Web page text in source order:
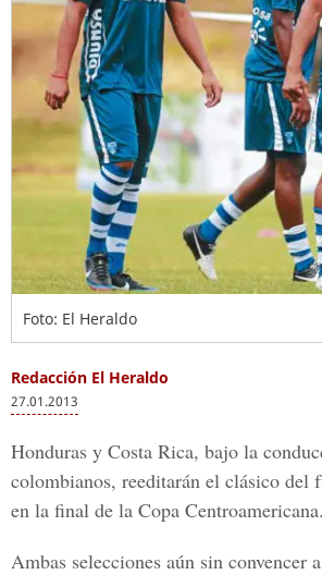
Foto: El Heraldo
Redacción El Heraldo
27.01.2013
Honduras y Costa Rica, bajo la
colombianos, reeditarán el clásico del
en la final de la Copa Centroamericana.
Ambas selecciones aún sin convencer